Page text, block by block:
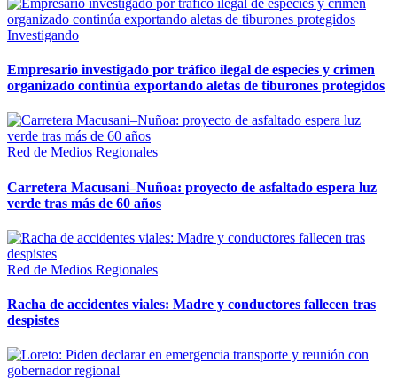
Investigando
Empresario investigado por tráfico ilegal de especies y crimen
organizado continúa exportando aletas de tiburones protegidos
Red de Medios Regionales
Carretera Macusani–Nuñoa: proyecto de asfaltado espera luz
verde tras más de 60 años
Red de Medios Regionales
Racha de accidentes viales: Madre y conductores fallecen tras
despistes